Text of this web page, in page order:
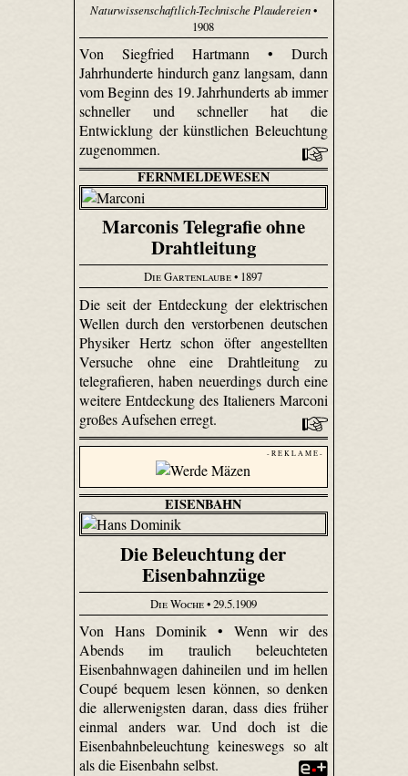
Naturwissenschaftlich-Technische Plaudereien•
1908
Von Siegfried Hartmann • Durch
Jahrhunderte hindurch ganz langsam, dann
vom Beginn des 19. Jahrhunderts ab immer
schneller und schneller hat die
Entwicklung der künstlichen Beleuchtung
zugenommen.
FERNMELDEWESEN
Marconis Telegrafie ohne
Drahtleitung
Die Gartenlaube• 1897
Die seit der Entdeckung der elektrischen
Wellen durch den verstorbenen deutschen
Physiker Hertz schon öfter angestellten
Versuche ohne eine Drahtleitung zu
telegrafieren, haben neuerdings durch eine
weitere Entdeckung des Italieners Marconi
großes Aufsehen erregt.
- R E K L A M E -
EISENBAHN
Die Beleuchtung der
Eisenbahnzüge
Die Woche• 29.5.1909
Von Hans Dominik • Wenn wir des
Abends im traulich beleuchteten
Eisenbahnwagen dahineilen und im hellen
Coupé bequem lesen können, so denken
die allerwenigsten daran, dass dies früher
einmal anders war. Und doch ist die
Eisenbahnbeleuchtung keineswegs so alt
als die Eisenbahn selbst.